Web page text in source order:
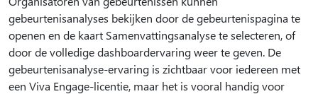
gebeurtenisanalyses bekijken door de gebeurtenispagina te
openen en de kaart Samenvattingsanalyse te selecteren, of
door de volledige dashboardervaring weer te geven. De
gebeurtenisanalyse-ervaring is zichtbaar voor iedereen met
een Viva Engage-licentie, maar het is vooral handig voor